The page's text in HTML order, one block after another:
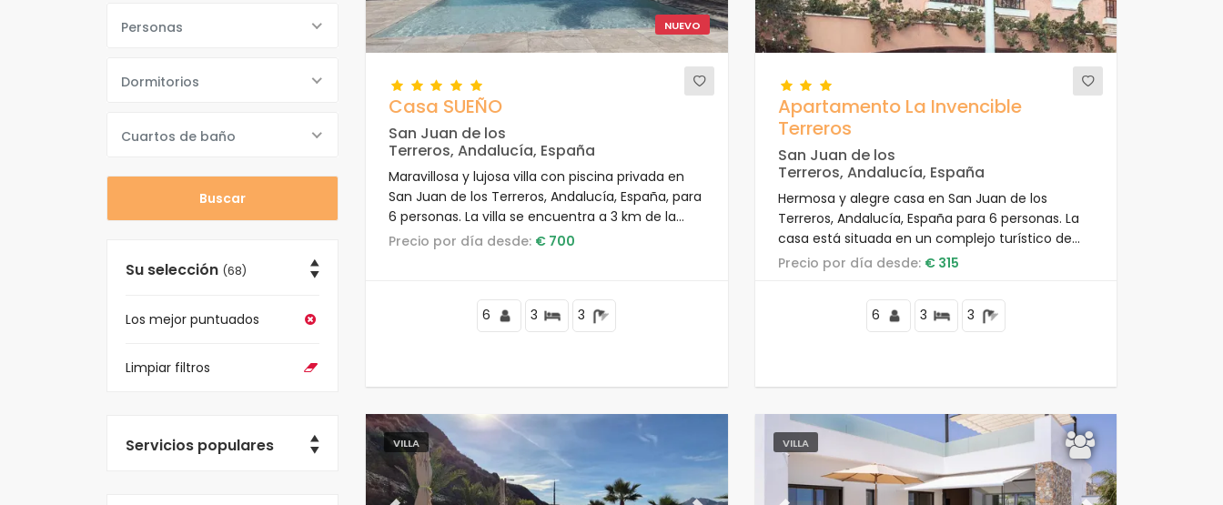
Personas
Dormitorios
Cuartos de baño
Su selección (68)
Los mejor puntuados
Limpiar filtros
Servicios populares
NUEVO
Casa SUEÑO
San Juan de los
Terreros, Andalucía, España
Maravillosa y lujosa villa con piscina privada en
San Juan de los Terreros, Andalucía, España, para
6 personas. La villa se encuentra a 3 km de la
playa de la Entrevista.
Precio por día desde: € 700
6 3 3
Apartamento La Invencible
Terreros
San Juan de los
Terreros, Andalucía, España
Hermosa y alegre casa en San Juan de los
Terreros, Andalucía, España para 6 personas. La
casa está situada en un complejo turístico de
playa, en una zona residencial y montañosa,
Precio por día desde: € 315
6 3 3
VILLA VILLA